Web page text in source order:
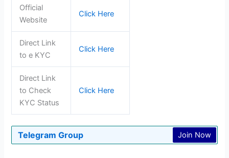
Official
Website
Click Here
Direct Link
to e KYC
Click Here
Direct Link
to Check
KYC Status
Click Here
Telegram Group Join Now